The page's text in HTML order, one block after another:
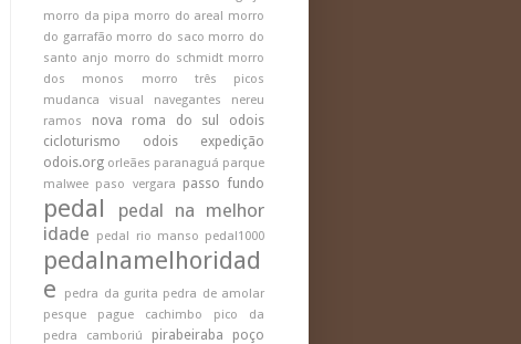
morro da pipa morro do areal morro
do garrafão morro do saco morro do
santo anjo morro do schmidt morro
dos monos
morro três picos
mudanca visual
navegantes
nereu
ramos
nova roma do sul
odois
cicloturismo
odois expedição
odois.org orleães paranaguá parque
malwee paso vergara passo fundo
pedal
pedal na melhor
idade
pedal rio manso pedal1000
pedalnamelhoridad
e
pedra da gurita pedra de amolar
pesque pague cachimbo
pico da
pedra camboriú
pirabeiraba
poço